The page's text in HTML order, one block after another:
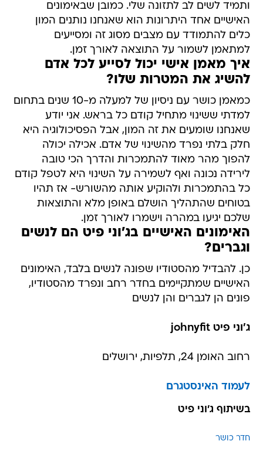
ותמיד לשים לב לתזונה שלי. כמובן שבאימונים
האישיים אחד היתרונות הוא שאנחנו נותנים המון
כלים להתמודד עם מצבים מסוג זה ומסייעים
למתאמן לשמור על התוצאה לאורך זמן.
איך מאמן אישי יכול לסייע לכל אדם
להשיג את המטרות שלו?
כמאמן כושר עם ניסיון של למעלה מ-10 שנים בתחום
למדתי ששינוי מתחיל קודם כל בראש. אני יודע
שאנחנו שומעים את זה המון, אבל הפסיכולוגיה היא
חלק בלתי נפרד מהשינוי של אדם. אכילה יכולה
להפוך מהר מאוד להתמכרות והדרך הכי טובה
לירידה נכונה ואף לשמירה על השינוי היא לטפל קודם
כל בהתמכרות ולהוקיע אותה מהשורש- אז תהיו
בטוחים שהתהליך הושלם באופן מלא והתוצאות
שלכם יגיעו במהרה וישמרו לאורך זמן.
האימונים האישיים בג'וני פיט הם לנשים
וגברים?
כן. להבדיל מהסטודיו שפונה לנשים בלבד, האימונים
האישיים שמתקיימים בחדר רחב ונפרד מהסטודיו,
פונים הן לגברים והן לנשים
ג'וני פיט johnyfit
רחוב האומן 24, תלפיות, ירושלים
לעמוד האינסטגרם
בשיתוף ג'וני פיט
חדר כושר